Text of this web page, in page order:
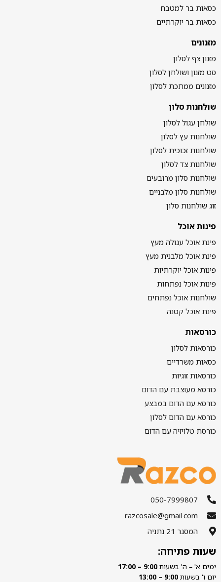
כסאות בר למטבח
כסאות בר יוקרתיים
מזנונים
מזנון צף לסלון
סט מזנון ושולחן לסלון
מזנונים ממתכת לסלון
שולחנות סלון
שולחן עגול לסלון
שולחנות עץ לסלון
שולחנות זכוכית לסלון
שולחנות צד לסלון
שולחנות סלון מרובעים
שולחנות סלון מלבניים
זוג שולחנות סלון
פינות אוכל
פינת אוכל עגולה מעץ
פינת אוכל מלבנית מעץ
פינות אוכל יוקרתיות
פינות אוכל נפתחות
שולחנות אוכל נפתחים
פינת אוכל קטנה
כורסאות
כורסאות לסלון
כסאות משרדיים
כורסאות זוגיות
כורסא מעוצבת עם הדום
כורסא עם הדום במבצע
כורסא עם הדום לסלון
כורסת טלויזיה עם הדום
050-7999807
razcosale@gmail.com
המסגר 21 נתניה
שעות פתיחה:
ימים א' – ה' בשעות 9:00 – 17:00
יום ו' בשעות 9:00 – 13:00